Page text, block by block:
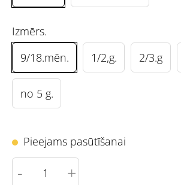
Izmērs.
9/18.mēn.
1/2,g. 2/3.g
no 5 g.
Pieejams pasūtīšanai
- +